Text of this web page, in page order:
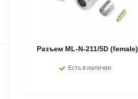
Разъем ML-N-211/5D (female)
Есть в наличии